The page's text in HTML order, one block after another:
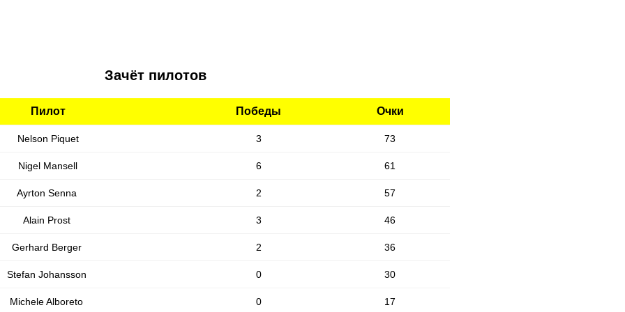
Зачёт пилотов
Nelson Piquet 3 73
Nigel Mansell 6 61
Ayrton Senna 2 57
Alain Prost 3 46
Gerhard Berger 2 36
Stefan Johansson 0 30
Michele Alboreto 0 17
Пилот Победы Очки